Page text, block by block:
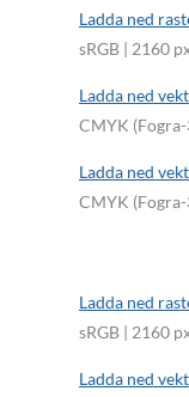
Ladda ned
sRGB | 2160
Ladda ned
CMYK
Ladda ned
CMYK
Ladda ned
sRGB | 2160
Ladda ned